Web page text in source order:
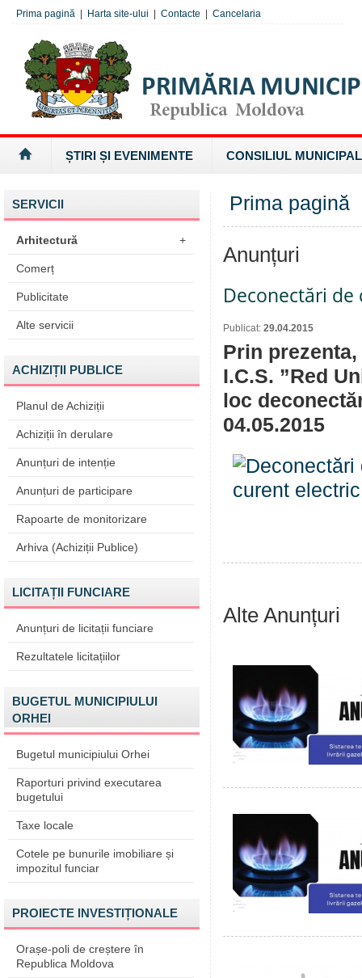
Prima pagină Harta site-ului Contacte Cancelaria
ȘTIRI ȘI EVENIMENTE CONSILIUL MUNICIPAL
SERVICII
Arhitectură +
Comerț
Publicitate
Alte servicii
ACHIZIȚII PUBLICE
Planul de Achiziții
Achiziții în derulare
Anunțuri de intenție
Anunțuri de participare
Rapoarte de monitorizare
Arhiva (Achiziții Publice)
LICITAȚII FUNCIARE
Anunțuri de licitații funciare
Rezultatele licitațiilor
BUGETUL MUNICIPIULUI
ORHEI
Bugetul municipiului Orhei
Raporturi privind executarea
bugetului
Taxe locale
Cotele pe bunurile imobiliare și
impozitul funciar
PROIECTE INVESTIȚIONALE
Orașe-poli de creștere în
Republica Moldova
Prima pagină
Anunțuri
Deconectări
Publicat: 29.04.2015
Prin
I.C.S. ”Red
loc
04.05.2015
Alte Anunțuri